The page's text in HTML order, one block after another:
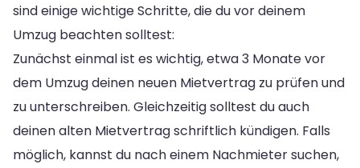
sind einige wichtige Schritte, die du vor deinem
Umzug beachten solltest:
Zunächst einmal ist es wichtig, etwa 3 Monate vor
dem Umzug deinen neuen Mietvertrag zu prüfen und
zu unterschreiben. Gleichzeitig solltest du auch
deinen alten Mietvertrag schriftlich kündigen. Falls
möglich, kannst du nach einem Nachmieter suchen,